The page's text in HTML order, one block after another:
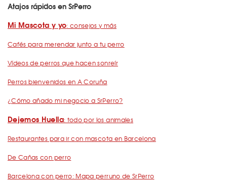
Atajos rápidos en SrPerro
Mi Mascota y yo: consejos y más
Cafés para merendar junto a tu perro
Vídeos de perros que hacen sonreír
Perros bienvenidos en A Coruña
¿Cómo añado mi negocio a SrPerro?
Dejemos Huella: todo por los animales
Restaurantes para ir con mascota en Barcelona
De Cañas con perro
Barcelona con perro: Mapa perruno de SrPerro